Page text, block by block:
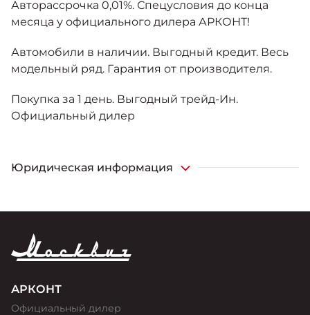
столицей.
Авторассрочка 0,01%. Спецусловия до конца
месяца у официального дилера АРКОНТ!
Автомобили в наличии. Выгодный кредит. Весь
модельный ряд. Гарантия от производителя.
Покупка за 1 день. Выгодный трейд-Ин.
Официальный дилер
Юридическая информация
“Стандарт Плюс с Телематикой”, “Комфорт с
АРКОНТ
Официальный дилер